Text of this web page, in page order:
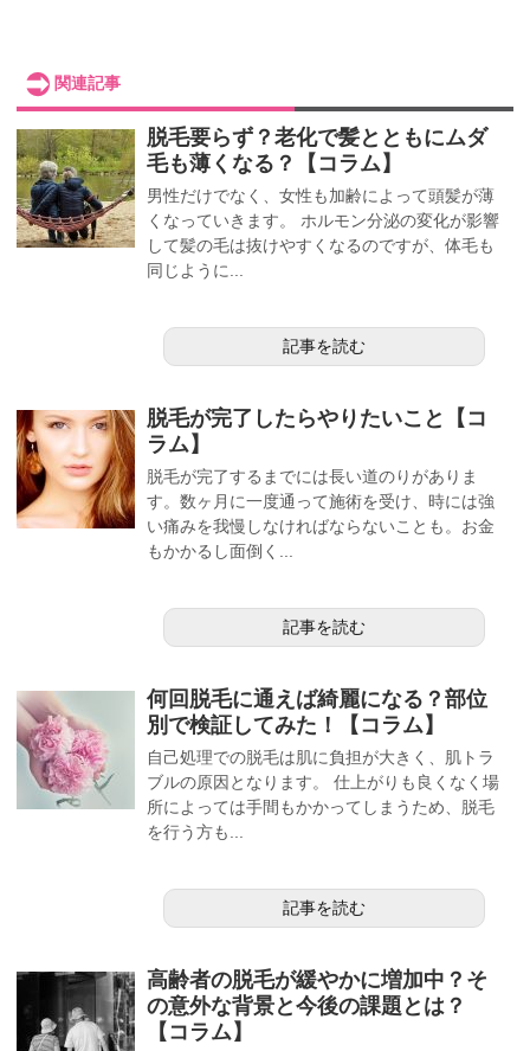
関連記事
脱毛要らず？老化で髪とともにムダ
毛も薄くなる？【コラム】
男性だけでなく、女性も加齢によって頭髪が薄
くなっていきます。 ホルモン分泌の変化が影響
して髪の毛は抜けやすくなるのですが、体毛も
同じように...
記事を読む
脱毛が完了したらやりたいこと【コ
ラム】
脱毛が完了するまでには長い道のりがありま
す。数ヶ月に一度通って施術を受け、時には強
い痛みを我慢しなければならないことも。お金
もかかるし面倒く...
記事を読む
何回脱毛に通えば綺麗になる？部位
別で検証してみた！【コラム】
自己処理での脱毛は肌に負担が大きく、肌トラ
ブルの原因となります。 仕上がりも良くなく場
所によっては手間もかかってしまうため、脱毛
を行う方も...
記事を読む
高齢者の脱毛が緩やかに増加中？そ
の意外な背景と今後の課題とは？
【コラム】